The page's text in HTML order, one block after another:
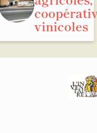
vinicoles